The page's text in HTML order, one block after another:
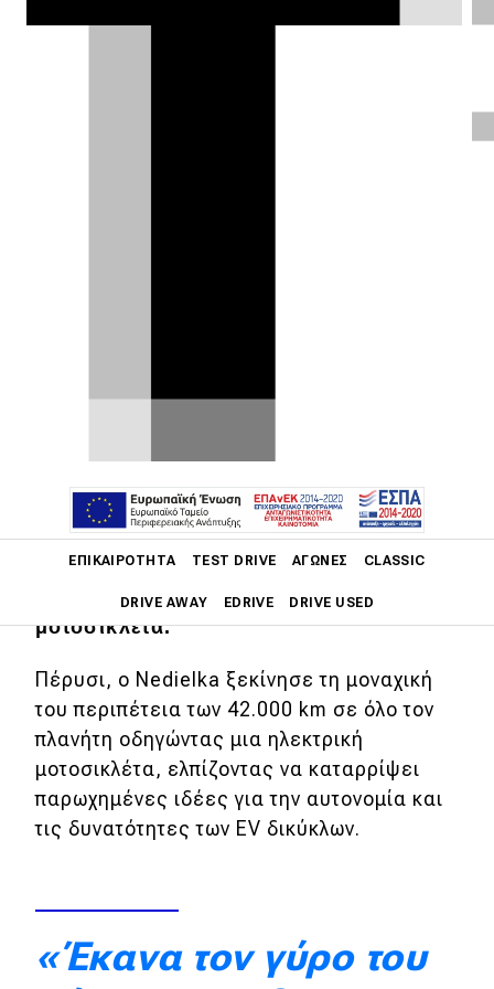
ΕΠΙΚΑΙΡΌΤΗΤΑ TEST DRIVE ΑΓΏΝΕΣ CLASSIC
DRIVE AWAY EDRIVE DRIVE USED
Επικαιρότητα
Νέα μοντέλα
Πρωτότυπα
Ελλάδα
Ασφάλεια
Αγορά
Ο Roman Nedielka, ένας Σλοβάκος που
πιστεύει ακράδαντα ότι το μέλλον της
κινητικότητας θα μπαίνει στην πρίζα,
γύρισε όλο τον κόσμο με μια ηλεκτρική
μοτοσικλέτα.
Πέρυσι, ο Nedielka ξεκίνησε τη μοναχική
του περιπέτεια των 42.000 km σε όλο τον
πλανήτη οδηγώντας μια ηλεκτρική
μοτοσικλέτα, ελπίζοντας να καταρρίψει
παρωχημένες ιδέες για την αυτονομία και
τις δυνατότητες των EV δικύκλων.
«Έκανα τον γύρο του